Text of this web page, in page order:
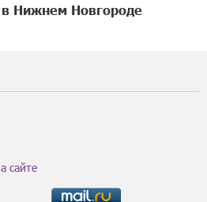
в Нижнем Новгороде
сайте